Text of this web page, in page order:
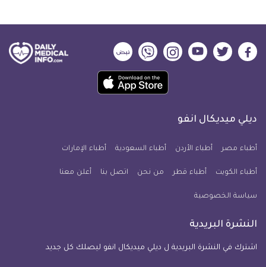
ديلي
فيسبوك
ديلي
تويتر
ديلي
ميديكال
يوتيوب
ديلي
ميديكال
انفو
ديلي
ميديكال
انفو
ديلي
ميديكال
انفو
حمل
تطبيق
معلومة
للآيفون
ديلي ميديكال انفو
أطباء مصر أطباء الأردن أطباء السعودية أطباء الإمارات
أطباء الكويت أطباء قطر من نحن اتصل بنا أعلن معنا
سياسة الخصوصية
النشرة البريدية
اشترك في النشرة البريدية ل ديلي ميديكال انفو ليصلك كل جديد